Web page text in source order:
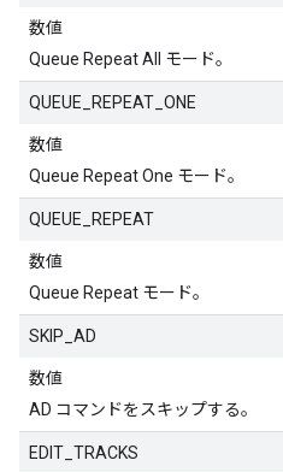
数値
Queue Repeat All モード。
QUEUE_REPEAT_ONE
数値
Queue Repeat One モード。
QUEUE_REPEAT
数値
Queue Repeat モード。
SKIP_AD
数値
AD コマンドをスキップする。
EDIT_TRACKS